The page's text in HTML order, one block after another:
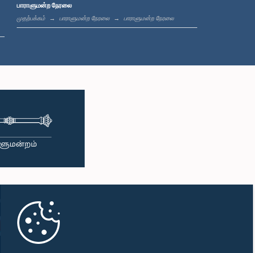
பாராளுமன்ற நேரலை
முதற்பக்கம் பாராளுமன்ற நேரலை பாராளுமன்ற நேரலை